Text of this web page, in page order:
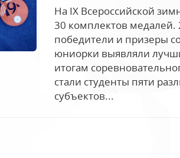
На IX Всероссийской
30 комплектов
победители и призеры
юниорки выявляли
итогам
стали студенты пяти
субъектов...